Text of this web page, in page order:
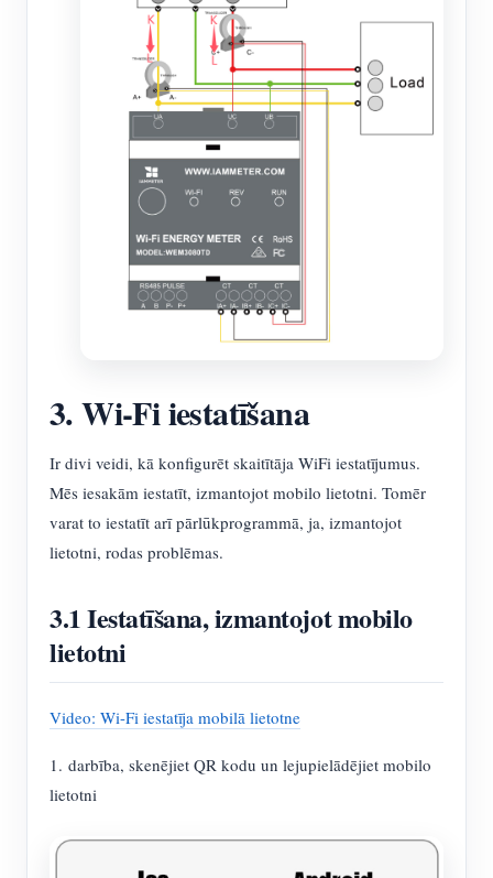
3. Wi-Fi iestatīšana
Ir divi veidi, kā konfigurēt skaitītāja WiFi iestatījumus.
Mēs iesakām iestatīt, izmantojot mobilo lietotni. Tomēr
varat to iestatīt arī pārlūkprogrammā, ja, izmantojot
lietotni, rodas problēmas.
3.1 Iestatīšana, izmantojot mobilo
lietotni
Video: Wi-Fi iestatīja mobilā lietotne
1. darbība, skenējiet QR kodu un lejupielādējiet mobilo
lietotni